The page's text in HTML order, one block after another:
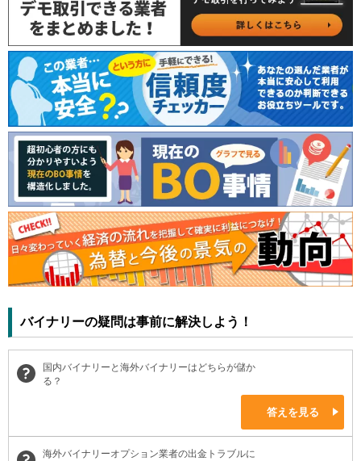
バイナリーの疑問は事前に解決しよう！
国内バイナリーと海外バイナリーはどちらが儲か
る？
答えを見る
海外バイナリーオプション業者の出金トラブルに